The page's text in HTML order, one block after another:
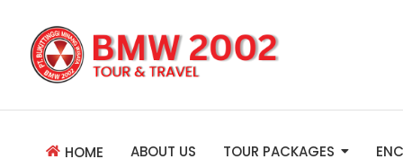
HOME ABOUT US TOUR PACKAGES